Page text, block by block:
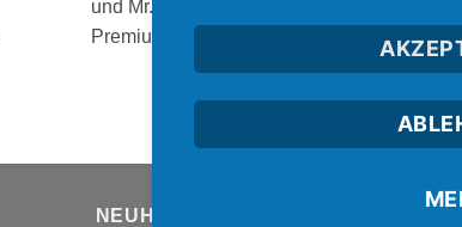
MRS. AND MR. VALENTINE BY
NEUHEITEN & NEWS